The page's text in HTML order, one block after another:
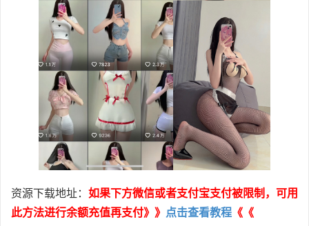
资源下载地址： 如果下方微信或者支付宝支付被限制，可用
此方法进行余额充值再支付》》 点击查看教程 《《